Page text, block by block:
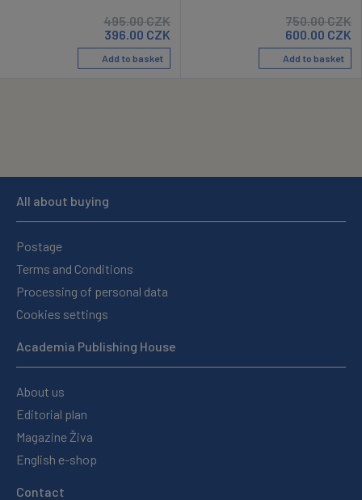
495.00CZK
396.00 CZK
Add to basket
750.00CZK
600.00 CZK
Add to basket
All about buying
Postage
Terms and Conditions
Processing of personal data
Cookies settings
Academia Publishing House
About us
Editorial plan
Magazine Živa
English e-shop
Contact